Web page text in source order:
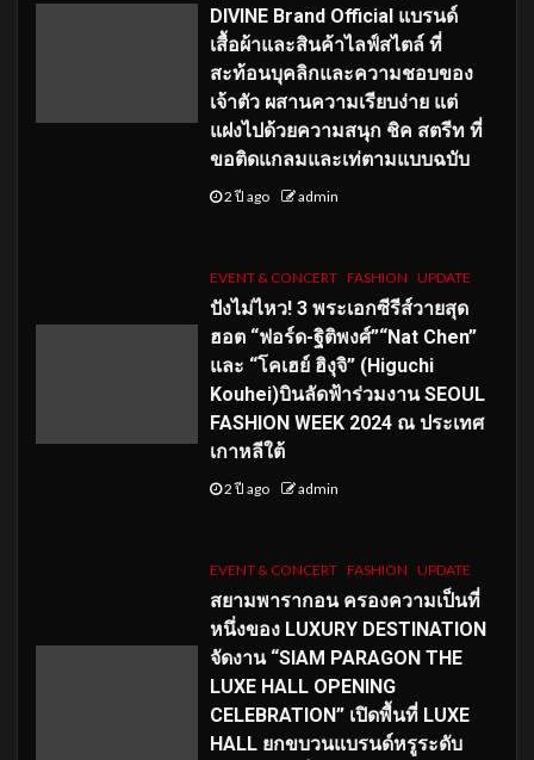
DIVINE Brand Official แบรนด์
เสื้อผ้าและสินค้าไลฟ์สไตล์ ที่
สะท้อนบุคลิกและความชอบของ
เจ้าตัว ผสานความเรียบง่าย แต่
แฝงไปด้วยความสนุก ชิค สตรีท ที่
ขอติดแกลมและเท่ตามแบบฉบับ
2 ปี ago admin
EVENT & CONCERT FASHION UPDATE
ปังไม่ไหว! 3 พระเอกซีรีส์วายสุด
ฮอต “ฟอร์ด-ฐิติพงศ์”“Nat Chen”
และ “โคเฮย์ ฮิงุจิ” (Higuchi
Kouhei)บินลัดฟ้าร่วมงาน SEOUL
FASHION WEEK 2024 ณ ประเทศ
เกาหลีใต้
2 ปี ago admin
EVENT & CONCERT FASHION UPDATE
สยามพารากอน ครองความเป็นที่
หนึ่งของ LUXURY DESTINATION
จัดงาน “SIAM PARAGON THE
LUXE HALL OPENING
CELEBRATION” เปิดพื้นที่ LUXE
HALL ยกขบวนแบรนด์หรูระดับ